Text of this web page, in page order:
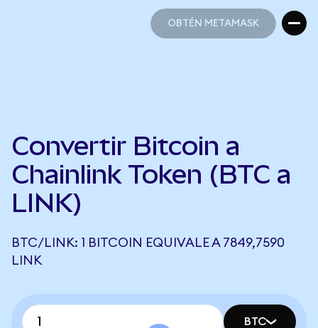
OBTÉN METAMASK
Convertir Bitcoin a
Chainlink Token (BTC a
LINK)
BTC/LINK: 1 BITCOIN EQUIVALE A 7849,7590
LINK
BTC